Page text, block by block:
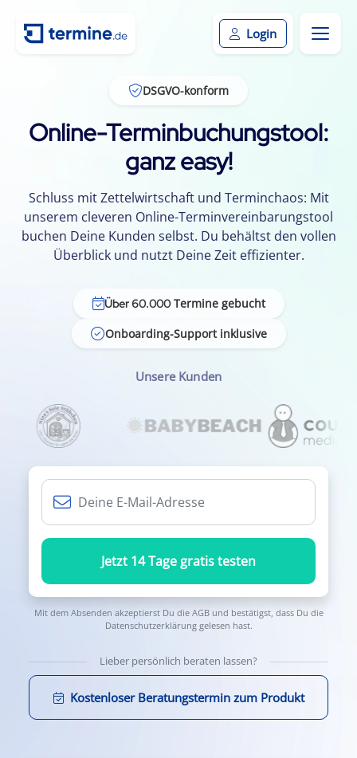
Login
DSGVO-konform
Online-Terminbuchungstool:
ganz easy!
Schluss mit Zettelwirtschaft und Terminchaos: Mit
unserem cleveren Online-Terminvereinbarungstool
buchen Deine Kunden selbst. Du behältst den vollen
Überblick und nutzt Deine Zeit effizienter.
Über 60.000Termine gebucht
Onboarding-Support inklusive
Unsere Kunden
Jetzt 14 Tage gratis testen
Mit dem Absenden akzeptierst Du die AGBund bestätigst, dass Du die
Datenschutzerklärunggelesen hast.
Lieber persönlich beraten lassen?
Kostenloser Beratungstermin zum Produkt